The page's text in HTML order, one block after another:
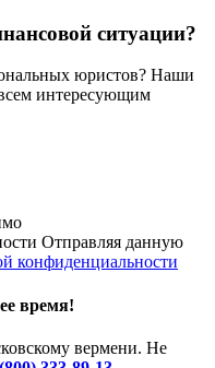
ситуации?
юристов? Наши
интересующим
Отправляя данную
конфиденциальности
время!
вермени. Не